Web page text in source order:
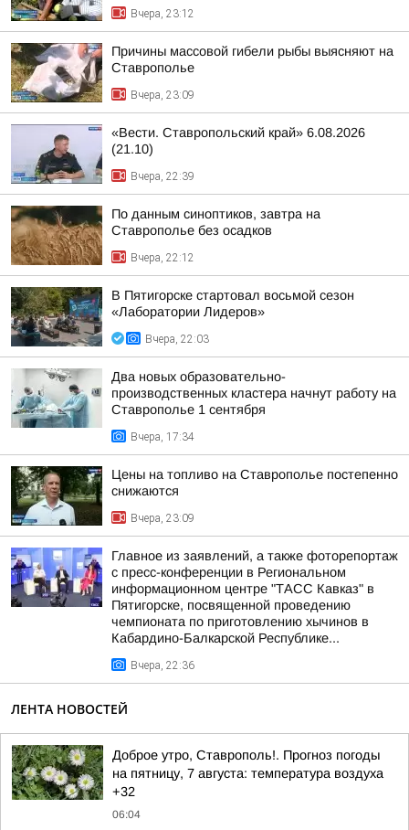
Вчера, 23:12
Причины массовой гибели рыбы выясняют на
Ставрополье
Вчера, 23:09
«Вести. Ставропольский край» 6.08.2026
(21.10)
Вчера, 22:39
По данным синоптиков, завтра на
Ставрополье без осадков
Вчера, 22:12
В Пятигорске стартовал восьмой сезон
«Лаборатории Лидеров»
Вчера, 22:03
Два новых образовательно-
производственных кластера начнут работу на
Ставрополье 1 сентября
Вчера, 17:34
Цены на топливо на Ставрополье постепенно
снижаются
Вчера, 23:09
Главное из заявлений, а также фоторепортаж
с пресс-конференции в Региональном
информационном центре "ТАСС Кавказ" в
Пятигорске, посвященной проведению
чемпионата по приготовлению хычинов в
Кабардино-Балкарской Республике...
Вчера, 22:36
ЛЕНТА НОВОСТЕЙ
Доброе утро, Ставрополь!. Прогноз погоды
на пятницу, 7 августа: температура воздуха
+32
06:04